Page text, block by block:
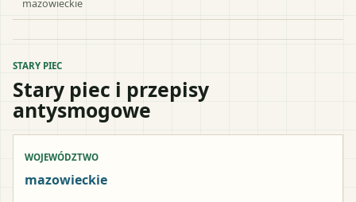
STARY PIEC
Stary piec i przepisy
antysmogowe
WOJEWÓDZTWO
mazowieckie